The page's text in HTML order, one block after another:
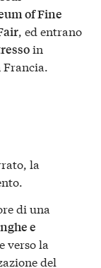
of Fine
, ed entrano
in
Francia.
la
di una
e
verso la
del